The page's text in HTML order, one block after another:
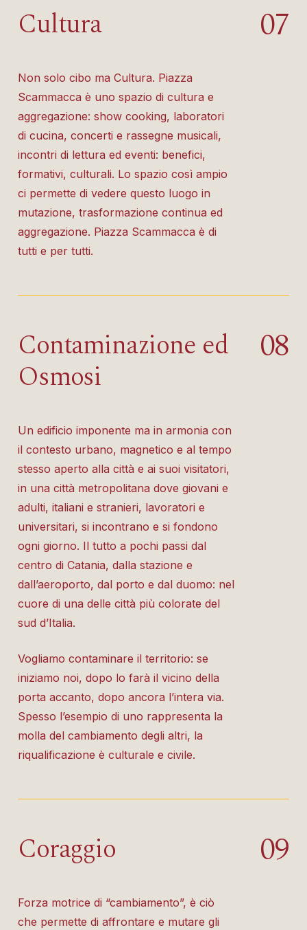
Cultura
Non solo cibo ma Cultura. Piazza
Scammacca è uno spazio di cultura e
aggregazione: show cooking, laboratori
di cucina, concerti e rassegne musicali,
incontri di lettura ed eventi: benefici,
formativi, culturali. Lo spazio così ampio
ci permette di vedere questo luogo in
mutazione, trasformazione continua ed
aggregazione. Piazza Scammacca è di
tutti e per tutti.
07
Contaminazione ed
Osmosi
Un edificio imponente ma in armonia con
il contesto urbano, magnetico e al tempo
stesso aperto alla città e ai suoi visitatori,
in una città metropolitana dove giovani e
adulti, italiani e stranieri, lavoratori e
universitari, si incontrano e si fondono
ogni giorno. Il tutto a pochi passi dal
centro di Catania, dalla stazione e
dall’aeroporto, dal porto e dal duomo: nel
cuore di una delle città più colorate del
sud d’Italia.
Vogliamo contaminare il territorio: se
iniziamo noi, dopo lo farà il vicino della
porta accanto, dopo ancora l’intera via.
Spesso l’esempio di uno rappresenta la
molla del cambiamento degli altri, la
riqualificazione è culturale e civile.
08
Coraggio
Forza motrice di “cambiamento”, è ciò
che permette di affrontare e mutare gli
09